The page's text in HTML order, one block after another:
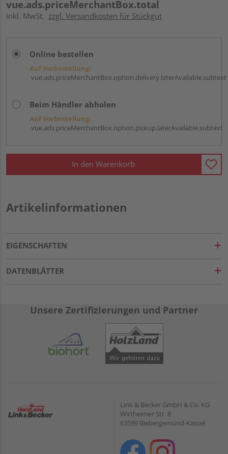
vue.ads.priceMerchantBox.total
inkl. MwSt. zzgl. Versandkosten für Stückgut
Online bestellen
Auf Vorbestellung:
vue.ads.priceMerchantBox.option.delivery.laterAvailable.subtext
Beim Händler abholen
Auf Vorbestellung:
vue.ads.priceMerchantBox.option.pickup.laterAvailable.subtext
In den Warenkorb
Artikelinformationen
EIGENSCHAFTEN
DATENBLÄTTER
Unsere Zertifizierungen und Partner
Link & Becker GmbH & Co. KG
Wirtheimer Str. 8
63599 Biebergemünd-Kassel